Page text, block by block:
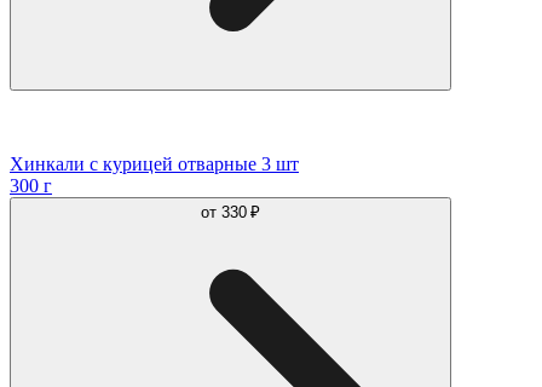
Хинкали с курицей отварные 3 шт
300 г
от 330 ₽